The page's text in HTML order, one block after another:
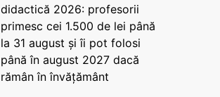
didactică 2026: profesorii
primesc cei 1.500 de lei până
la 31 august și îi pot folosi
până în august 2027 dacă
rămân în învățământ